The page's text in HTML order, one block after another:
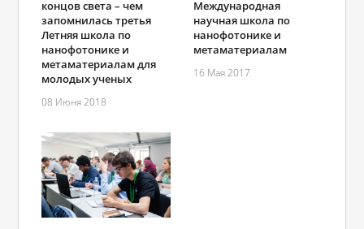
концов света – чем
запомнилась третья
Летняя школа по
нанофотонике и
метаматериалам для
молодых ученых
08 Июня 2018
Международная
научная школа по
нанофотонике и
метаматериалам
16 Мая 2017